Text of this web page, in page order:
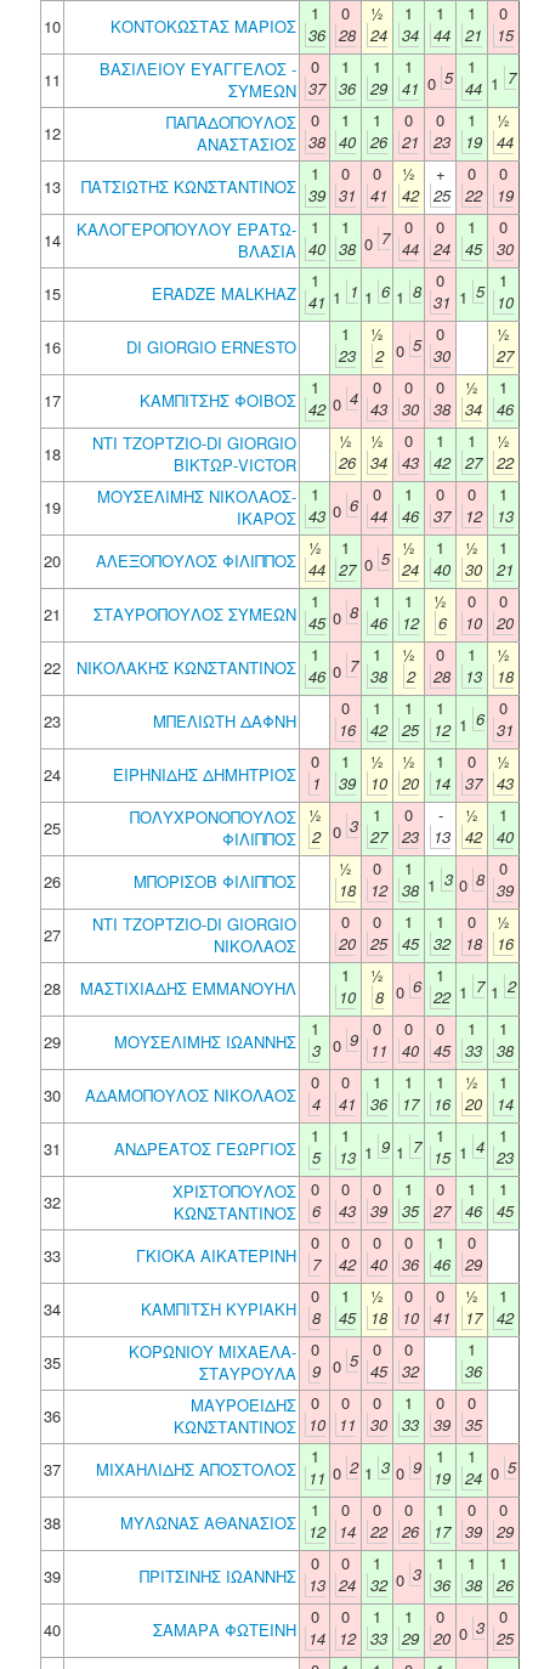
10 ΚΟΝΤΟΚΩΣΤΑΣ ΜΑΡΙΟΣ
1
36
0
28
½
24
1
34
1
44
1
21
0
15
11
ΒΑΣΙΛΕΙΟΥ ΕΥΑΓΓΕΛΟΣ -
ΣΥΜΕΩΝ
0
37
1
36
1
29
1
41 0 5
1
44 1 7
12
ΠΑΠΑΔΟΠΟΥΛΟΣ
ΑΝΑΣΤΑΣΙΟΣ
0
38
1
40
1
26
0
21
0
23
1
19
½
44
13
ΠΑΤΣΙΩΤΗΣ ΚΩΝΣΤΑΝΤΙΝΟΣ
1
39
0
31
0
41
½
42
+
25
0
22
0
19
14
ΚΑΛΟΓΕΡΟΠΟΥΛΟΥ ΕΡΑΤΩ-
ΒΛΑΣΙΑ
1
40
1
38 0 7
0
44
0
24
1
45
0
30
15
ERADZE MALKHAZ
1
41 1 1 1 6 1 8
0
31 1 5
1
10
16
DI GIORGIO ERNESTO
1
23
½
2 0 5
0
30
½
27
17
ΚΑΜΠΙΤΣΗΣ ΦΟΙΒΟΣ
1
42 0 4
0
43
0
30
0
38
½
34
1
46
18
ΝΤΙ ΤΖΟΡΤΖΙΟ-DI GIORGIO
ΒΙΚΤΩΡ-VICTOR
½
26
½
34
0
43
1
42
1
27
½
22
19
ΜΟΥΣΕΛΙΜΗΣ ΝΙΚΟΛΑΟΣ-
ΙΚΑΡΟΣ
1
43 0 6
0
44
1
46
0
37
0
12
1
13
20
ΑΛΕΞΟΠΟΥΛΟΣ ΦΙΛΙΠΠΟΣ
½
44
1
27 0 5 ½
24
1
40
½
30
1
21
21
ΣΤΑΥΡΟΠΟΥΛΟΣ ΣΥΜΕΩΝ
1
45 0 8
1
46
1
12
½
6
0
10
0
20
22
ΝΙΚΟΛΑΚΗΣ ΚΩΝΣΤΑΝΤΙΝΟΣ
1
46 0 7
1
38
½
2
0
28
1
13
½
18
23
ΜΠΕΛΙΩΤΗ ΔΑΦΝΗ
0
16
1
42
1
25
1
12 1 6
0
31
24
ΕΙΡΗΝΙΔΗΣ ΔΗΜΗΤΡΙΟΣ
0
1
1
39
½
10
½
20
1
14
0
37
½
43
25
ΠΟΛΥΧΡΟΝΟΠΟΥΛΟΣ
ΦΙΛΙΠΠΟΣ
½
2 0 3
1
27
0
23
-
13
½
42
1
40
26
ΜΠΟΡΙΣΟΒ ΦΙΛΙΠΠΟΣ
½
18
0
12
1
38 1 3 0 8
0
39
27
ΝΤΙ ΤΖΟΡΤΖΙΟ-DI GIORGIO
ΝΙΚΟΛΑΟΣ
0
20
0
25
1
45
1
32
0
18
½
16
28
ΜΑΣΤΙΧΙΑΔΗΣ ΕΜΜΑΝΟΥΗΛ
1
10
½
8 0 6
1
22 1 7 1 2
29 ΜΟΥΣΕΛΙΜΗΣ ΙΩΑΝΝΗΣ
1
3 0 9
0
11
0
40
0
45
1
33
1
38
30
ΑΔΑΜΟΠΟΥΛΟΣ ΝΙΚΟΛΑΟΣ
0
4
0
41
1
36
1
17
1
16
½
20
1
14
31
ΑΝΔΡΕΑΤΟΣ ΓΕΩΡΓΙΟΣ
1
5
1
13 1 9 1 7
1
15 1 4
1
23
32
ΧΡΙΣΤΟΠΟΥΛΟΣ
ΚΩΝΣΤΑΝΤΙΝΟΣ
0
6
0
43
0
39
1
35
0
27
1
46
1
45
33
ΓΚΙΟΚΑ ΑΙΚΑΤΕΡΙΝΗ
0
7
0
42
0
40
0
36
1
46
0
29
34
ΚΑΜΠΙΤΣΗ ΚΥΡΙΑΚΗ
0
8
1
45
½
18
0
10
0
41
½
17
1
42
35
ΚΟΡΩΝΙΟΥ ΜΙΧΑΕΛΑ-
ΣΤΑΥΡΟΥΛΑ
0
9 0 5
0
45
0
32
1
36
36
ΜΑΥΡΟΕΙΔΗΣ
ΚΩΝΣΤΑΝΤΙΝΟΣ
0
10
0
11
0
30
1
33
0
39
0
35
37
ΜΙΧΑΗΛΙΔΗΣ ΑΠΟΣΤΟΛΟΣ
1
11 0 2 1 3 0 9
1
19
1
24 0 5
38 ΜΥΛΩΝΑΣ ΑΘΑΝΑΣΙΟΣ
1
12
0
14
0
22
0
26
1
17
0
39
0
29
39
ΠΡΙΤΣΙΝΗΣ ΙΩΑΝΝΗΣ
0
13
0
24
1
32 0 3
1
36
1
38
1
26
40
ΣΑΜΑΡΑ ΦΩΤΕΙΝΗ
0
14
0
12
1
33
1
29
0
20 0 3
0
25